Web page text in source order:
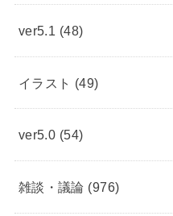
ver5.1 (48)
イラスト (49)
ver5.0 (54)
雑談・議論 (976)